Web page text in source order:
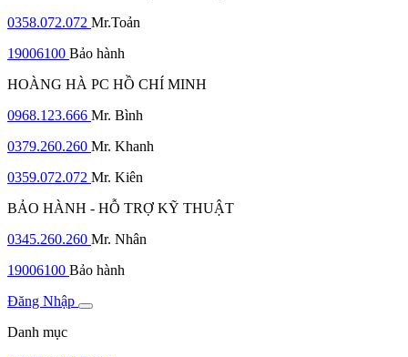
0358.072.072 Mr.Toản
19006100 Bảo hành
HOÀNG HÀ PC HỒ CHÍ MINH
0968.123.666 Mr. Bình
0379.260.260 Mr. Khanh
0359.072.072 Mr. Kiên
BẢO HÀNH - HỖ TRỢ KỸ THUẬT
0345.260.260 Mr. Nhân
19006100 Bảo hành
Đăng Nhập
Danh mục